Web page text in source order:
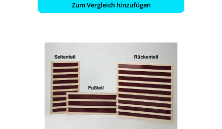
Zum Vergleich hinzufügen